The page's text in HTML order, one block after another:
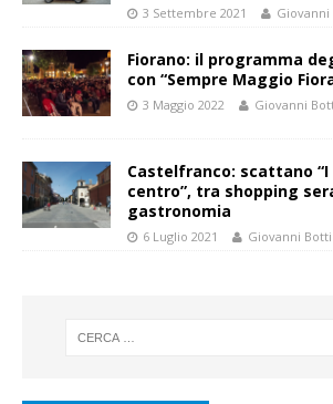
3 Settembre 2021 Giovanni
Fiorano: il programma
con “Sempre Maggio
3 Maggio 2022 Giovanni
Castelfranco: scattano
centro”, tra shopping
gastronomia
6 Luglio 2021 Giovanni Botti